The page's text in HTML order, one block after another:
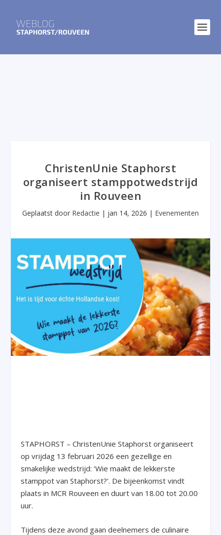
ChristenUnie Staphorst
organiseert stamppotwedstrijd
in Rouveen
Geplaatst door Redactie | jan 14, 2026 | Evenementen
STAPHORST – ChristenUnie Staphorst organiseert
op vrijdag 13 februari 2026 een gezellige en
smakelijke wedstrijd: ‘Wie maakt de lekkerste
stamppot van Staphorst?’. De bijeenkomst vindt
plaats in MCR Rouveen en duurt van 18.00 tot 20.00
uur.
Tijdens deze avond gaan deelnemers de culinaire